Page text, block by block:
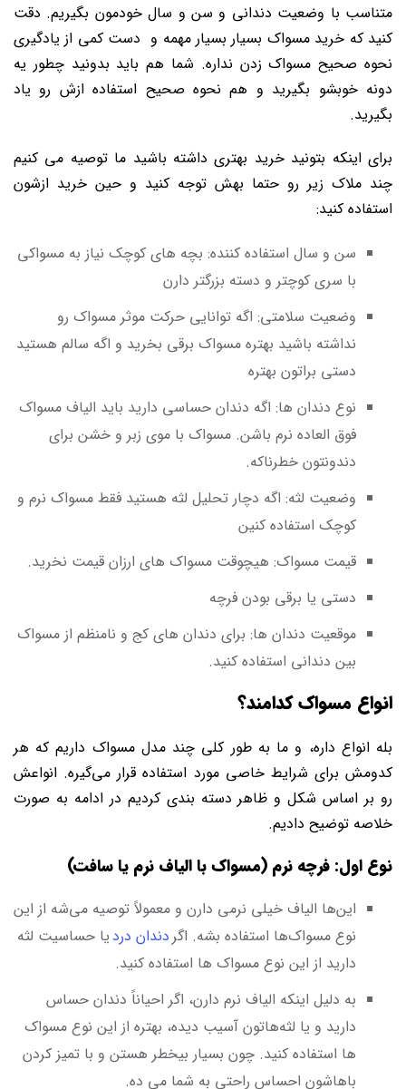
متناسب با وضعیت دندانی و سن و سال خودمون بگیریم. دقت
کنید که خرید مسواک بسیار بسیار مهمه و دست کمی از یادگیری
نحوه صحیح مسواک زدن نداره. شما هم باید بدونید چطور یه
دونه خوبشو بگیرید و هم نحوه صحیح استفاده ازش رو یاد
بگیرید.
برای اینکه بتونید خرید بهتری داشته باشید ما توصیه می کنیم
چند ملاک زیر رو حتما بهش توجه کنید و حین خرید ازشون
استفاده کنید:
سن و سال استفاده کننده: بچه های کوچک نیاز به مسواکی
با سری کوچتر و دسته بزرگتر دارن
وضعیت سلامتی: اگه توانایی حرکت موثر مسواک رو
نداشته باشید بهتره مسواک برقی بخرید و اگه سالم هستید
دستی براتون بهتره
نوع دندان ها: اگه دندان حساسی دارید باید الیاف مسواک
فوق العاده نرم باشن. مسواک با موی زبر و خشن برای
دندونتون خطرناکه.
وضعیت لثه: اگه دچار تحلیل لثه هستید فقط مسواک نرم و
کوچک استفاده کنین
قیمت مسواک: هیچوقت مسواک های ارزان قیمت نخرید.
دستی یا برقی بودن فرچه
موقعیت دندان ها: برای دندان های کج و نامنظم از مسواک
بین دندانی استفاده کنید.
انواع مسواک کدامند؟
بله انواع داره، و ما به طور کلی چند مدل مسواک داریم که هر
کدومش برای شرایط خاصی مورد استفاده قرار می‌گیره. انواعش
رو بر اساس شکل و ظاهر دسته بندی کردیم در ادامه به صورت
خلاصه توضیح دادیم.
نوع اول: فرچه نرم (مسواک با الیاف نرم یا سافت)
این‌ها الیاف خیلی نرمی دارن و معمولاً توصیه می‌شه از این
نوع مسواک‌ها استفاده بشه. اگر دندان دردیا حساسیت لثه
دارید از این نوع مسواک ها استفاده کنید.
به دلیل اینکه الیاف نرم دارن، اگر احیاناً دندان حساس
دارید و یا لثه‌هاتون آسیب دیده، بهتره از این نوع مسواک
ها استفاده کنید. چون بسیار بیخطر هستن و با تمیز کردن
باهاشون احساس راحتی به شما می ده.